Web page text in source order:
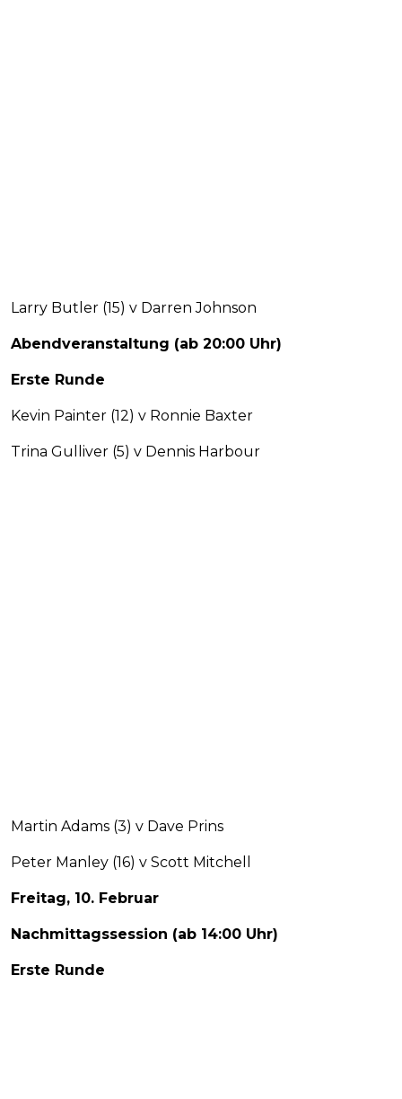
Larry Butler (15) v Darren Johnson
Abendveranstaltung (ab 20:00 Uhr)
Erste Runde
Kevin Painter (12) v Ronnie Baxter
Trina Gulliver (5) v Dennis Harbour
Martin Adams (3) v Dave Prins
Peter Manley (16) v Scott Mitchell
Freitag, 10. Februar
Nachmittagssession (ab 14:00 Uhr)
Erste Runde